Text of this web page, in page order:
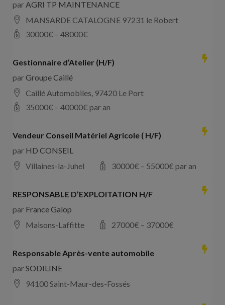
parAGRI TP MAINTENANCE
MANSARDE CATALOGNE 97231 le Robert
30000€ – 48000€
Gestionnaire d’Atelier (H/F)
parGroupe Caillé
Caillé Automobiles, 97420 Le Port
35000€ – 40000€ par an
Vendeur Conseil Matériel Agricole ( H/F)
par HD CONSEIL
Villaines-la-Juhel
30000€ – 55000€ par an
RESPONSABLE D’EXPLOITATION H/F
par France Galop
Maisons-Laffitte
27000€ – 37000€
Responsable Après-vente automobile
parSODILINE
94100 Saint-Maur-des-Fossés